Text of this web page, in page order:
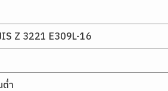
Z 3221 E309L-16
ต่ำ